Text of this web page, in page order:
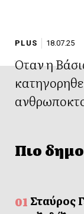
PLUS 18.07.25
Όταν η
Πιο
Σταύρος